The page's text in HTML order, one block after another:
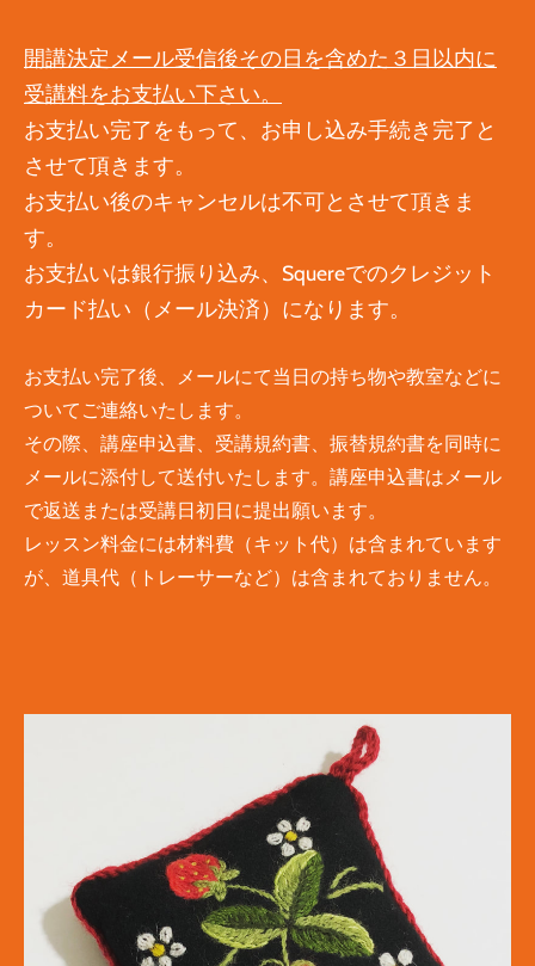
開講決定メール受信後その日を含めた３日以内に
受講料をお支払い下さい。
お支払い完了をもって、お申し込み手続き完了と
させて頂きます。
お支払い後のキャンセルは不可とさせて頂きま
す。
お支払いは銀行振り込み、Squereでのクレジット
カード払い（メール決済）になります。
お支払い完了後、メールにて当日の持ち物や教室などに
ついてご連絡いたします。
その際、講座申込書、受講規約書、振替規約書を同時に
メールに添付して送付いたします。講座申込書はメール
で返送または受講日初日に提出願います。​
レッスン料金には材料費（キット代）は含まれています
が、道具代（トレーサーなど）は含まれておりません。